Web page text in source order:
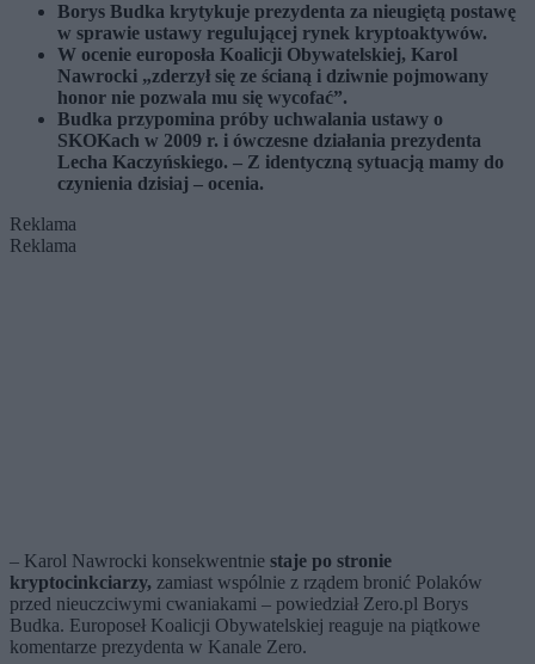
Borys Budka krytykuje prezydenta za nieugiętą postawę
w sprawie ustawy regulującej rynek kryptoaktywów.
W ocenie europosła Koalicji Obywatelskiej, Karol
Nawrocki „zderzył się ze ścianą i dziwnie pojmowany
honor nie pozwala mu się wycofać”.
Budka przypomina próby uchwalania ustawy o
SKOKach w 2009 r. i ówczesne działania prezydenta
Lecha Kaczyńskiego. – Z identyczną sytuacją mamy do
czynienia dzisiaj – ocenia.
Reklama
Reklama
– Karol Nawrocki konsekwentnie staje po stronie
kryptocinkciarzy, zamiast wspólnie z rządem bronić Polaków
przed nieuczciwymi cwaniakami – powiedział Zero.pl Borys
Budka. Europoseł Koalicji Obywatelskiej reaguje na piątkowe
komentarze prezydenta w Kanale Zero.